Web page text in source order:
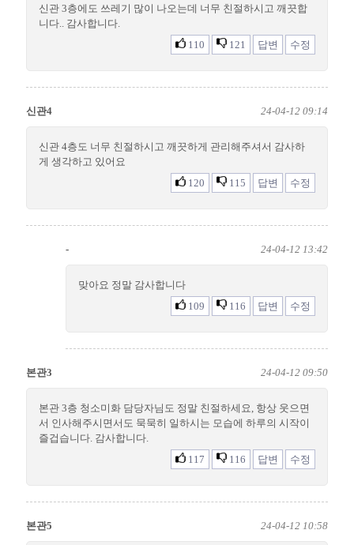
신관 3층에도 쓰레기 많이 나오는데 너무 친절하시고 깨끗합
니다.. 감사합니다.
110
121 답변 수정
신관4 24-04-12 09:14
신관 4층도 너무 친절하시고 깨끗하게 관리해주셔서 감사하
게 생각하고 있어요
120
115 답변 수정
- 24-04-12 13:42
맞아요 정말 감사합니다
109
116 답변 수정
본관3 24-04-12 09:50
본관 3층 청소미화 담당자님도 정말 친절하세요, 항상 웃으면
서 인사해주시면서도 묵묵히 일하시는 모습에 하루의 시작이
즐겁습니다. 감사합니다.
117
116 답변 수정
본관5 24-04-12 10:58